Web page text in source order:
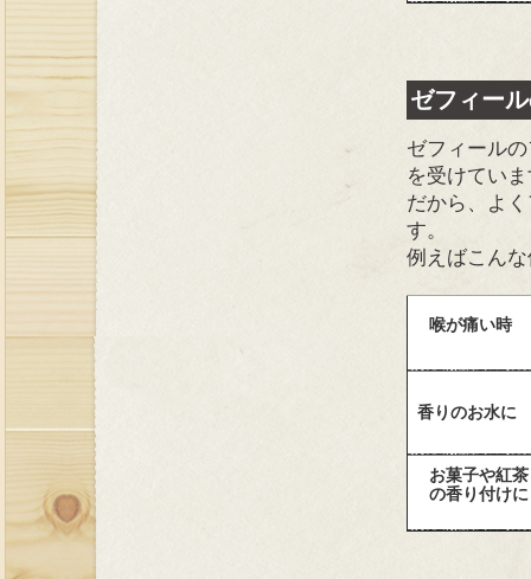
ゼフィー
ゼフィール
を受けてい
だから、よ
す。
例えばこん
喉が痛い時
香りのお水に
お菓子や紅茶
の香り付けに